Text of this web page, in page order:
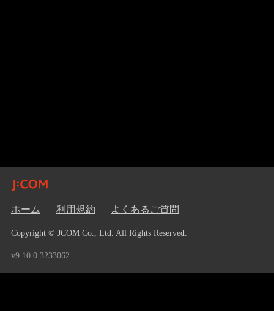
ホーム 利用規約 よくあるご質問
Copyright © JCOM Co., Ltd. All Rights Reserved.
v9.10.0.3233062